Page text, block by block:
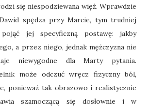
się niespodziewana więź. Wprawdzie
spędza przy Marcie, tym trudniej
jej specyficzną postawę: jakby
a przez niego, jednak mężczyzna nie
niewygodne dla Marty pytania.
może odczuć wręcz fizyczny ból,
ponieważ tak obrazowo i realistycznie
szamoczącą się dosłownie i w